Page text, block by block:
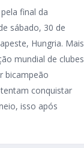
final da
sábado, 30 de
Hungria. Mais
mundial de clubes
bicampeão
conquistar
isso após